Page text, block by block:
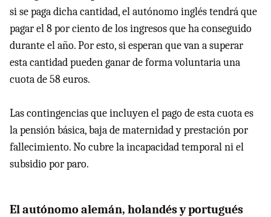
si se paga dicha cantidad, el autónomo inglés tendrá que
pagar el 8 por ciento de los ingresos que ha conseguido
durante el año. Por esto, si esperan que van a superar
esta cantidad pueden ganar de forma voluntaria una
cuota de 58 euros.
Las contingencias que incluyen el pago de esta cuota es
la pensión básica, baja de maternidad y prestación por
fallecimiento. No cubre la incapacidad temporal ni el
subsidio por paro.
El autónomo alemán, holandés y portugués